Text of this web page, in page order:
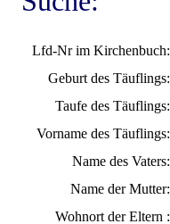
Lfd-Nr im Kirchenbuch:
Geburt des Täuflings:
Taufe des Täuflings:
Vorname des Täuflings:
Name des Vaters:
Name der Mutter:
Wohnort der Eltern :